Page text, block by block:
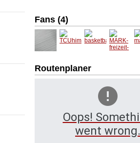
Fans (4)
Qa
kultur
Routenplaner
Oops!
went wrong.